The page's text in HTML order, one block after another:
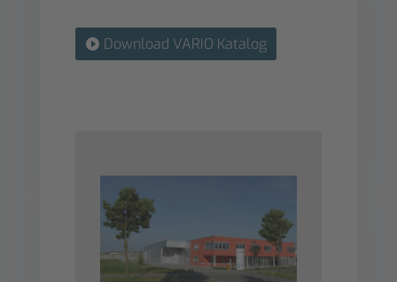
Download VARIO Katalog